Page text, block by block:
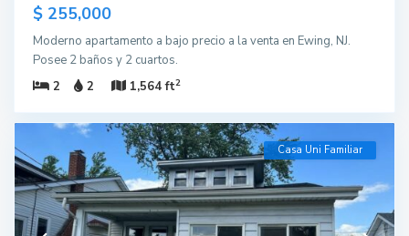
$ 255,000
Moderno apartamento a bajo precio a la venta en Ewing, NJ.
Posee 2 baños y 2 cuartos.
2
2 1,564 ft2
Casa Uni Familiar